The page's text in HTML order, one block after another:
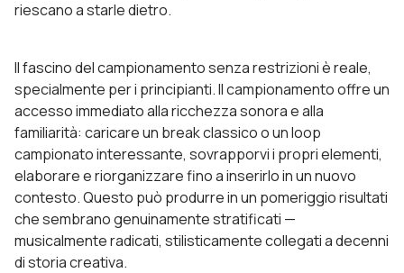
riescano a starle dietro.
Il fascino del campionamento senza restrizioni è reale,
specialmente per i principianti. Il campionamento offre un
accesso immediato alla ricchezza sonora e alla
familiarità: caricare un break classico o un loop
campionato interessante, sovrapporvi i propri elementi,
elaborare e riorganizzare fino a inserirlo in un nuovo
contesto. Questo può produrre in un pomeriggio risultati
che sembrano genuinamente stratificati —
musicalmente radicati, stilisticamente collegati a decenni
di storia creativa.